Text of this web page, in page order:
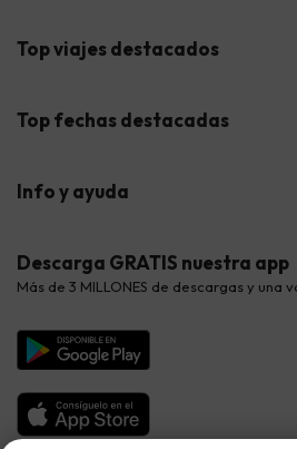
Buscounchollo en los medios
Proveedores
Viajes para grupos
Hoteles Andalucía
Hoteles Cataluña
Hoteles Galicia
Hoteles Salou
Top viajes destacados
Viajes con Niños
Viajes de Novios
Chollos con Todo Incluido
Chollos en la playa
Chollos con Vuelo Incluido
Hoteles con toboganes
Top fechas destacadas
Verano
Vacaciones en Agosto
Vacaciones en Octubre
Vacaciones en Noviembre
Info y ayuda
Contáctanos
Preguntas frecuentes
Descarga GRATIS nuestra app
Más de 3 MILLONES de descargas y una